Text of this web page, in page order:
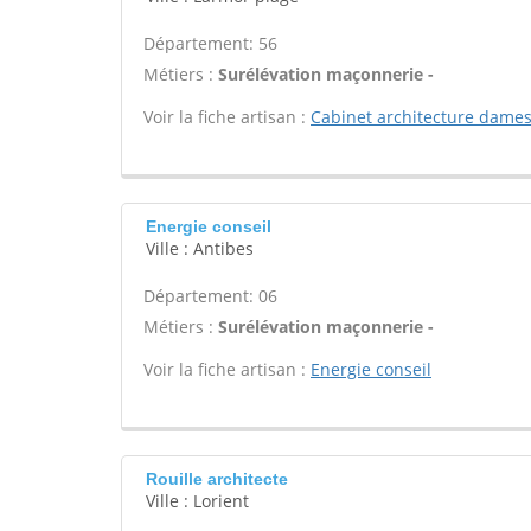
Département: 56
Métiers : Surélévation maçonnerie -
Voir la fiche artisan : Cabinet architecture
Energie conseil
Ville : Antibes
Département: 06
Métiers : Surélévation maçonnerie -
Voir la fiche artisan : Energie conseil
Rouille architecte
Ville : Lorient